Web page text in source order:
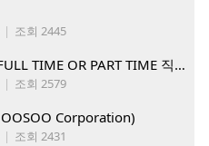
| 조회 2445
LYNNWOOD 지역 CPA 에서 FULL TIME OR PART TIME 직원을 찾습니다
| 조회 2579
Corporation)
| 조회 2431